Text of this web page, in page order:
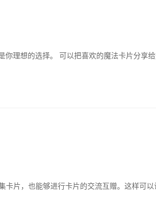
理想的选择。 可以把喜欢的魔法卡片分享
卡片，也能够进行卡片的交流互赠。这样可